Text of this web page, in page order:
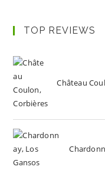
TOP REVIEWS
Château